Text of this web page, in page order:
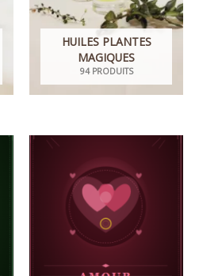
HUILES PLANTES
MAGIQUES
94 PRODUITS